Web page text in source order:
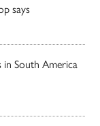
says
South America